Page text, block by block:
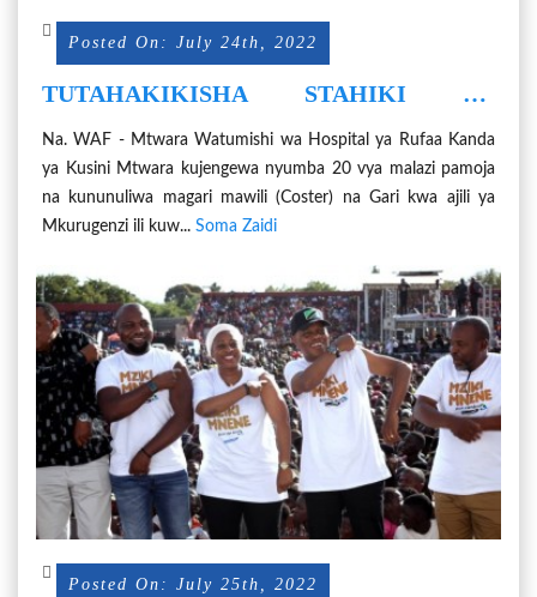
Posted On: July 24th, 2022
TUTAHAKIKISHA STAHIKI ZA
KUWAJENGEA NYUMBA
WATUMISHI:WAZIRI UMMY
Na. WAF - Mtwara Watumishi wa Hospital ya Rufaa Kanda
ya Kusini Mtwara kujengewa nyumba 20 vya malazi pamoja
na kununuliwa magari mawili (Coster) na Gari kwa ajili ya
Mkurugenzi ili kuw... Soma Zaidi
Posted On: July 25th, 2022